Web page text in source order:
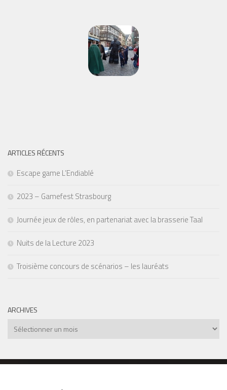
ARTICLES RÉCENTS
Escape game L’Endiablé
2023 – Gamefest Strasbourg
Journée jeux de rôles, en partenariat avec la brasserie Taal
Nuits de la Lecture 2023
Troisième concours de scénarios – les lauréats
ARCHIVES
Archives